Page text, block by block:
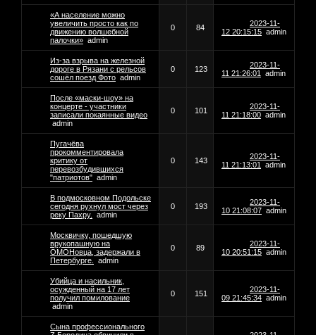
«А население можно
увеличить просто как по
движению волшебной
палочки» admin
0 84
2023-11-
12 20:15:15 admin
Из-за взрыва на железной
дороге в Рязани с рельсов
сошёл поезд Фото admin
0 123
2023-11-
11 21:26:01
admin
После «маски-шоу» на
концерте - участники
записали покаянные видео
admin
0 101
2023-11-
11 21:18:00 admin
Пугачёва
прокомментировала
критику от
перевозбудившихся
"патриотов" admin
0 143
2023-11-
11 21:13:01
admin
В подмосковном Подольске
сегодня рухнул мост через
реку Пахру.
admin
0 193
2023-11-
10 21:08:07 admin
Москвичку, пошедшую
врукопашную на
ОМОНовца, задержали в
Петербурге.
admin
0 89
2023-11-
10 20:51:15 admin
Убийца и насильник,
осужденный на 17 лет
получил помилование
admin
0 151
2023-11-
09 21:45:34 admin
Сына профессионального